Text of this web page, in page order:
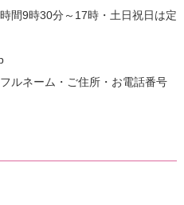
間9時30分～17時・土日祝日は定
ルネーム・ご住所・お電話番号